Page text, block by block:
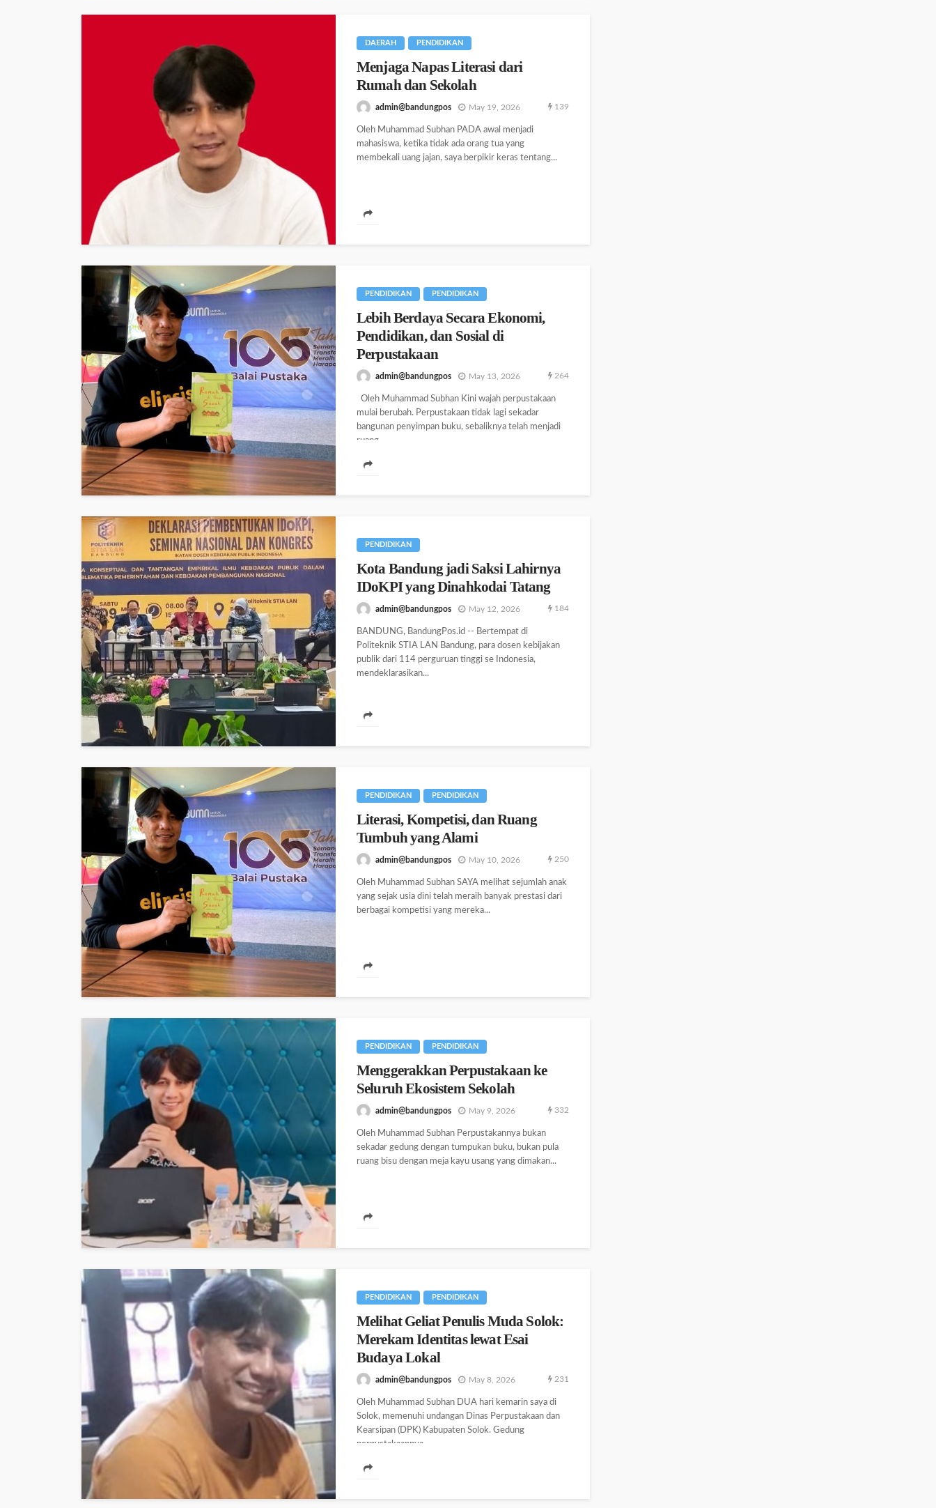
DAERAH PENDIDIKAN
Menjaga Napas Literasi dari
Rumah dan Sekolah
admin@bandungpos May 19, 2026 139
Oleh Muhammad Subhan PADA awal menjadi
mahasiswa, ketika tidak ada orang tua yang
membekali uang jajan, saya berpikir keras tentang...
PENDIDIKAN PENDIDIKAN
Lebih Berdaya Secara Ekonomi,
Pendidikan, dan Sosial di
Perpustakaan
admin@bandungpos May 13, 2026 264
Oleh Muhammad Subhan Kini wajah perpustakaan
mulai berubah. Perpustakaan tidak lagi sekadar
bangunan penyimpan buku, sebaliknya telah menjadi
ruang...
PENDIDIKAN
Kota Bandung jadi Saksi Lahirnya
IDoKPI yang Dinahkodai Tatang
admin@bandungpos May 12, 2026 184
BANDUNG, BandungPos.id -- Bertempat di
Politeknik STIA LAN Bandung, para dosen kebijakan
publik dari 114 perguruan tinggi se Indonesia,
mendeklarasikan...
PENDIDIKAN PENDIDIKAN
Literasi, Kompetisi, dan Ruang
Tumbuh yang Alami
admin@bandungpos May 10, 2026 250
Oleh Muhammad Subhan SAYA melihat sejumlah anak
yang sejak usia dini telah meraih banyak prestasi dari
berbagai kompetisi yang mereka...
PENDIDIKAN PENDIDIKAN
Menggerakkan Perpustakaan ke
Seluruh Ekosistem Sekolah
admin@bandungpos May 9, 2026 332
Oleh Muhammad Subhan Perpustakannya bukan
sekadar gedung dengan tumpukan buku, bukan pula
ruang bisu dengan meja kayu usang yang dimakan...
PENDIDIKAN PENDIDIKAN
Melihat Geliat Penulis Muda Solok:
Merekam Identitas lewat Esai
Budaya Lokal
admin@bandungpos May 8, 2026 231
Oleh Muhammad Subhan DUA hari kemarin saya di
Solok, memenuhi undangan Dinas Perpustakaan dan
Kearsipan (DPK) Kabupaten Solok. Gedung
perpustakaannya...